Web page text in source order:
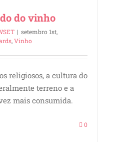
do vinho
| setembro 1st,
,Vinho
religiosos, a cultura do
terreno e a
mais consumida.
0